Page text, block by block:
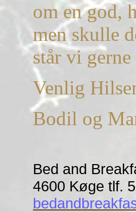
om en god,
men skulle
står vi
Venlig
Bodil og
Bed and
4600 Køgetlf.